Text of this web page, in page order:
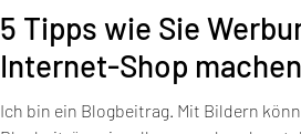
5 Tipps wie Sie
Internet-Shop
Ich bin ein Blogbeitrag. Mit Bildern